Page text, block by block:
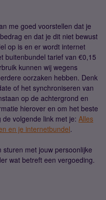
me goed voorstellen dat je
en dat je dit niet bewust
op is en er wordt internet
buitenbundel tarief van €0,15
kunnen wij wegens
oorzaken hebben. Denk
of het synchroniseren van
op de achtergrond en
hierover en om het beste
volgende link met je: Alles
en je internetbundel.
sturen met jouw persoonlijke
wat betreft een vergoeding.